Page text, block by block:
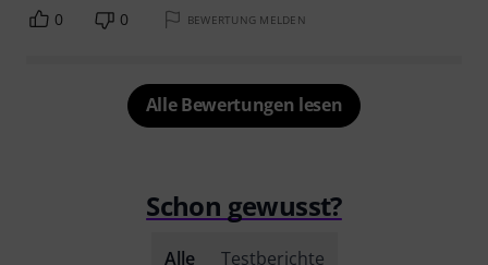
0 0 BEWERTUNG MELDEN
Alle Bewertungen lesen
Schon gewusst?
Alle Testberichte